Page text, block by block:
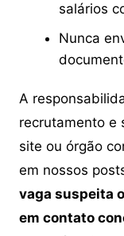
salários
Nunca
A
recrutamento e
site ou órgão
em nossos
vaga suspeita
em contato